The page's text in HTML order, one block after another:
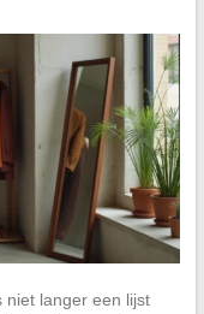
niet langer een lijst